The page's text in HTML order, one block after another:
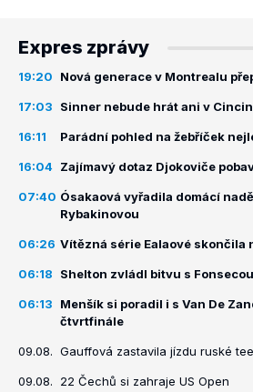
Expres zprávy
19:20 Nová generace v Montrealu
17:03 Sinner nebude hrát ani v
16:11 Parádní pohled na žebříček
16:04 Zajímavý dotaz Djokoviče
07:40 Ósakaová vyřadila domácí
Rybakinovou
06:26 Vítězná série Ealaové skončila
06:18 Shelton zvládl bitvu s
06:13
Menšík si poradil i s Van De
čtvrtfinále
09.08. Gauffová zastavila jízdu ruské
09.08. 22 Čechů si zahraje US Open